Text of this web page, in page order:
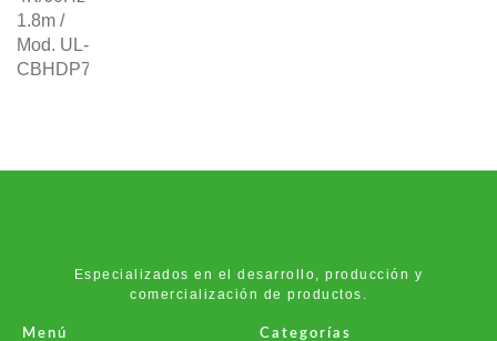
Especializados en el desarrollo, producción y
comercialización de productos.
Menú Categorías